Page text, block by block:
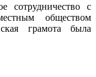
сотрудничество с
обществом
грамота была